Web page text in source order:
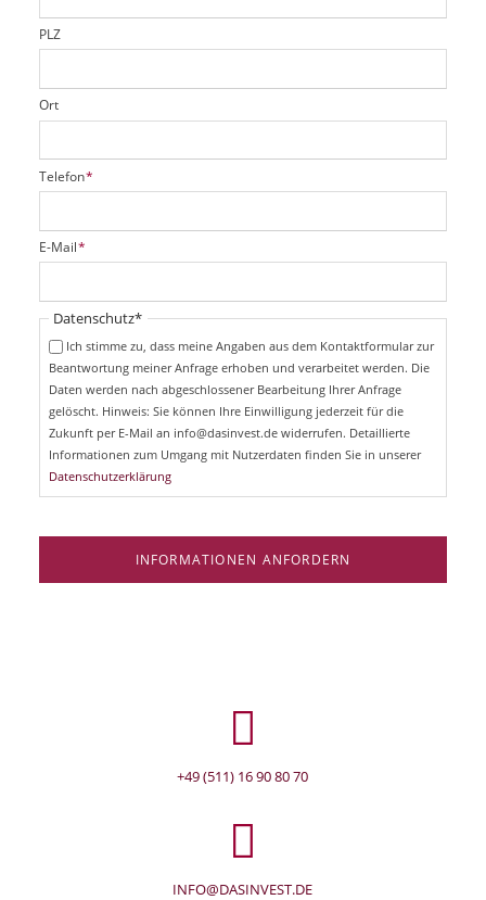
d
PLZ
Ort
P
f
i
c
t
f
Telefon*
P
f
i
E-Mail*
Pflichtfeld
Datenschutz*
Ich stimme zu, dass meine Angaben aus dem Kontaktformular zur
Beantwortung meiner Anfrage erhoben und verarbeitet werden. Die
Daten werden nach abgeschlossener Bearbeitung Ihrer Anfrage
gelöscht. Hinweis: Sie können Ihre Einwilligung jederzeit für die
Zukunft per E-Mail an info@dasinvest.de widerrufen. Detaillierte
Informationen zum Umgang mit Nutzerdaten finden Sie in unserer
Datenschutzerklärung
INFORMATIONEN ANFORDERN
+49 (511) 16 90 80 70
INFO@DASINVEST.DE